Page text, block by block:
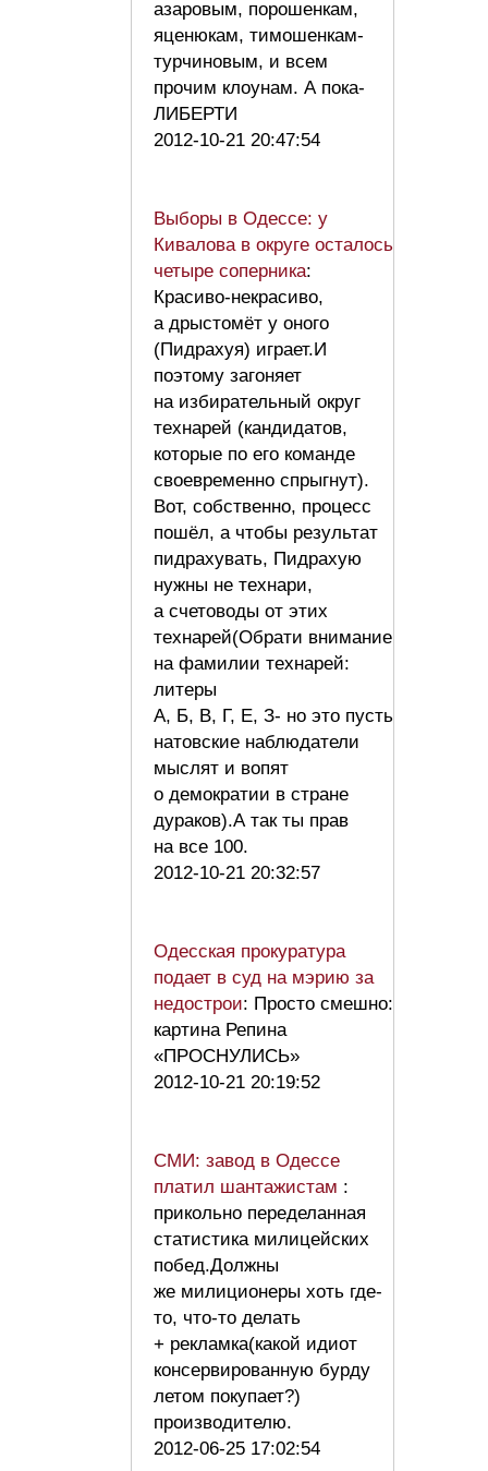
азаровым, порошенкам,
яценюкам, тимошенкам-
турчиновым, и всем
прочим клоунам. А пока-
ЛИБЕРТИ
2012-10-21 20:47:54
Выборы в Одессе: у
Кивалова в округе осталось
четыре соперника:
Красиво-некрасиво,
а дрыстомёт у оного
(Пидрахуя) играет.И
поэтому загоняет
на избирательный округ
технарей (кандидатов,
которые по его команде
своевременно спрыгнут).
Вот, собственно, процесс
пошёл, а чтобы результат
пидрахувать, Пидрахую
нужны не технари,
а счетоводы от этих
технарей(Обрати внимание
на фамилии технарей:
литеры
А, Б, В, Г, Е, З- но это пусть
натовские наблюдатели
мыслят и вопят
о демократии в стране
дураков).А так ты прав
на все 100.
2012-10-21 20:32:57
Одесская прокуратура
подает в суд на мэрию за
недострои: Просто смешно:
картина Репина
«ПРОСНУЛИСЬ»
2012-10-21 20:19:52
СМИ: завод в Одессе
платил шантажистам :
прикольно переделанная
статистика милицейских
побед.Должны
же милиционеры хоть где-
то, что-то делать
+ рекламка(какой идиот
консервированную бурду
летом покупает?)
производителю.
2012-06-25 17:02:54